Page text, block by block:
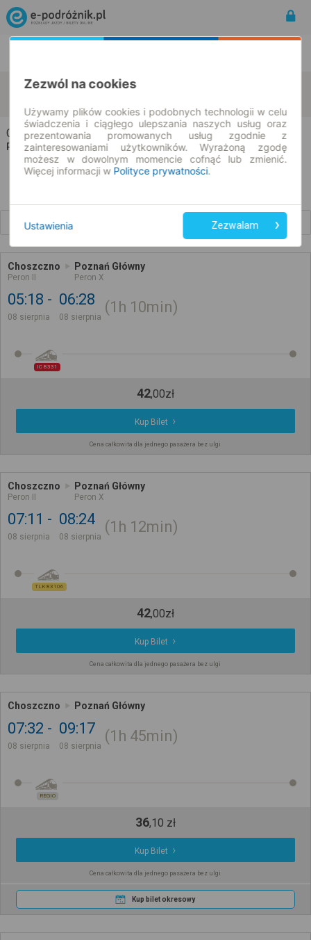
Choszczno Poznań
Choszczno → Poznań
Rozkład jazdy i bilety
Choszczno
Peron II
Poznań Główny
Peron X
05:18
08 sierpnia
06:28
08 sierpnia
1h 10min
IC 8331
42,00zł
Kup Bilet
Cena całkowita dla jednego pasażera bez ulgi
Choszczno
Peron II
Poznań Główny
Peron X
07:11
08 sierpnia
08:24
08 sierpnia
1h 12min
TLK 83106
42,00zł
Kup Bilet
Cena całkowita dla jednego pasażera bez ulgi
Choszczno Poznań Główny
07:32
08 sierpnia
09:17
08 sierpnia
1h 45min
REGIO
36,10 zł
Kup Bilet
Cena całkowita dla jednego pasażera bez ulgi
Kup bilet okresowy
Zezwól na cookies
Używamy plików cookies i podobnych technologii w celu
świadczenia i ciągłego ulepszania naszych usług oraz
prezentowania promowanych usług zgodnie z
zainteresowaniami użytkowników. Wyrażoną zgodę
możesz w dowolnym momencie cofnąć lub zmienić.
Więcej informacji w Polityce prywatności.
Ustawienia Zezwalam